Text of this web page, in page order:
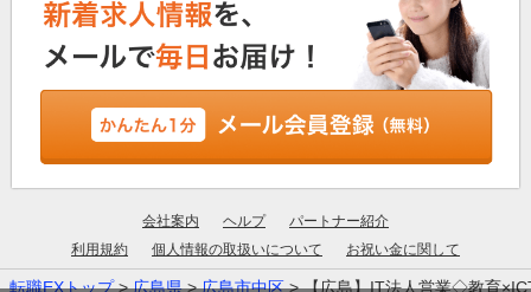
会社案内 ヘルプ
パートナー紹介
利用規約
個人情報の取扱いについて お祝い金に関して
転職EXトップ>広島県>広島市中区> 【広島】IT法人営業◇教育